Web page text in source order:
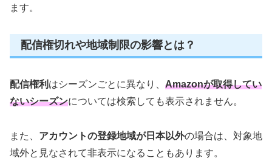
ます。
配信権切れや地域制限の影響とは？
配信権利 はシーズンごとに異なり、 Amazonが取得してい
ないシーズンについては検索しても表示されません。
また、 アカウントの登録地域が日本以外の場合は、対象地
域外と見なされて非表示になることもあります。